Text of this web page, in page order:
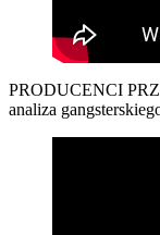
PRODUCENCI
analiza